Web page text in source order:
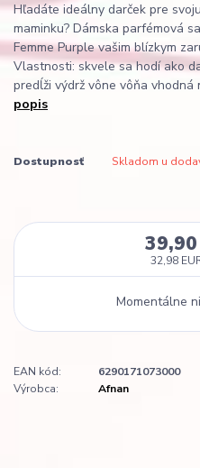
Hľadáte ideálny darček pre
maminku? Dámska parfémová
Femme Purple vašim blízkym
Vlastnosti: skvele sa hodí ako
predĺži výdrž vône vôňa
popis
Dostupnosť Skladom u
32,98
Momentálne
EAN kód:
6290171073000
Výrobca:
Afnan